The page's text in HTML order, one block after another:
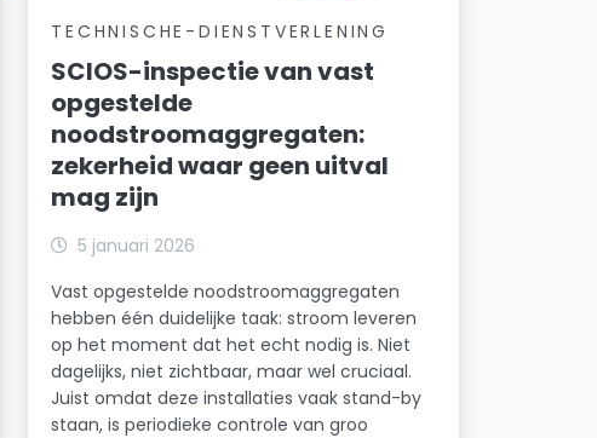
TECHNISCHE-DIENSTVERLENING
SCIOS-inspectie van vast
opgestelde
noodstroomaggregaten:
zekerheid waar geen uitval
mag zijn
5 januari 2026
Vast opgestelde noodstroomaggregaten
hebben één duidelijke taak: stroom leveren
op het moment dat het echt nodig is. Niet
dagelijks, niet zichtbaar, maar wel cruciaal.
Juist omdat deze installaties vaak stand-by
staan, is periodieke controle van groo